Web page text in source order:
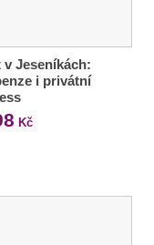
v Jeseníkách:
i privátní
Kč